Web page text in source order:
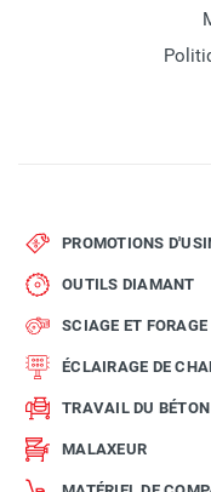
PROMOTIONS
OUTILS DIAMANT
SCIAGE ET FORAGE
ÉCLAIRAGE DE
TRAVAIL DU BÉTON
MALAXEUR